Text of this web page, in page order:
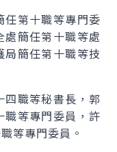
第十職等專門委
處簡任第十職等處
簡任第十職等技
職等秘書長，郭
等專門委員，許
等專門委員。